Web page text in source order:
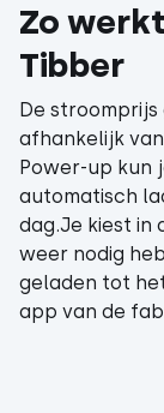
Zo
Tibber
De stroomprijs
afhankelijk
Power-up kun
automatisch
dag.Je kiest in
weer nodig
geladen tot
app van de